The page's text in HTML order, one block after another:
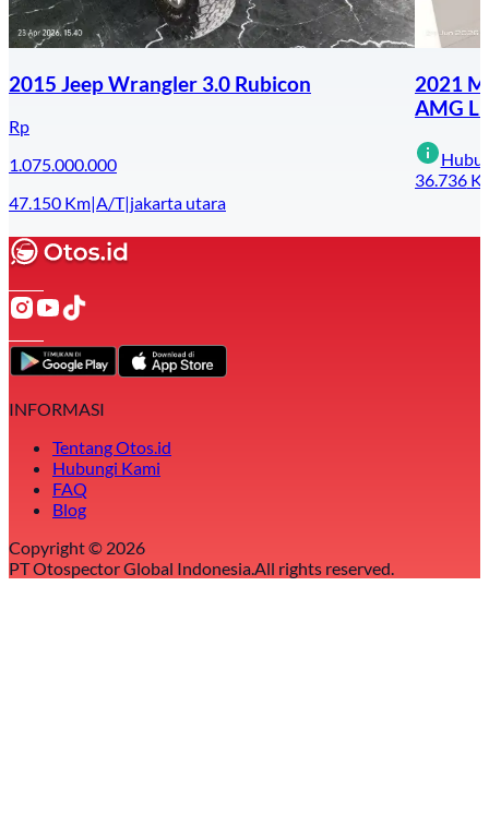
2015 Jeep Wrangler 3.0 Rubicon
Rp
1.075.000.000
47.150 Km|A/T|jakarta utara
2021
AMG
36.736
INFORMASI
Tentang Otos.id
Hubungi Kami
FAQ
Blog
Copyright © 2026
PT Otospector Global Indonesia.All rights reserved.